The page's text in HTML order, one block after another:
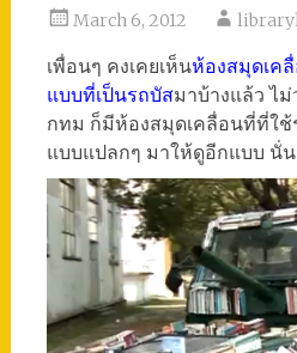
March 6, 2012
เพื่อนๆ คงเคยเห็นห้องสมุดเค
แบบที่เป็นรถบัสมาบ้างแล้ว ไ
กทม ก็มีห้องสมุดเคลื่อนที่ที่ใ
แบบแปลกๆ มาให้ดูอีกแบบ นั่